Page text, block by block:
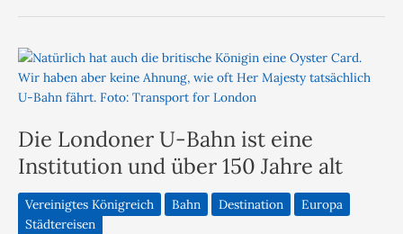
Die Londoner U-Bahn ist eine
Institution und über 150 Jahre alt
Vereinigtes Königreich Bahn Destination
Europa
Städtereisen